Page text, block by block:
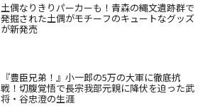
土偶なりきりパーカーも！青森の縄文遺跡群で
発掘された土偶がモチーフのキュートなグッズ
が新発売
『豊臣兄弟！』小一郎の5万の大軍に徹底抗
戦！切腹覚悟で長宗我部元親に降伏を迫った武
将・谷忠澄の生涯